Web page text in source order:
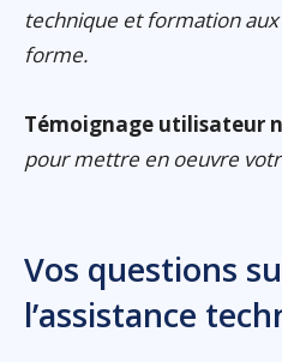
technique et formation
forme.
Témoignage utilisateur
pour mettre en oeuvre
Vos questions
l’assistance